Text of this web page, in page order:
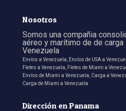
Nosotros
Somos una compañia
aéreo y marítimo de de
Venezuela
Envíos a Venezuela, Envíos de USA a
Fletes a Venezuela, Fletes de Miami a
Envíos de Miami a Venezuela, Carga a
Carga de Miami a Venezuela
Dirección en Panama